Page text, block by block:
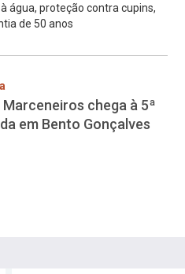
água, proteção contra cupins,
de 50 anos
Marceneiros chega à 5ª
em Bento Gonçalves